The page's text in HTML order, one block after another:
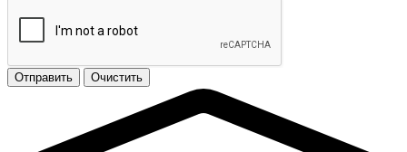
Отправить Очистить